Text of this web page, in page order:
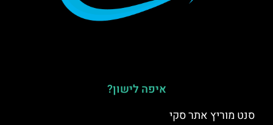
איפה לישון?
סנט מוריץ אתר סקי